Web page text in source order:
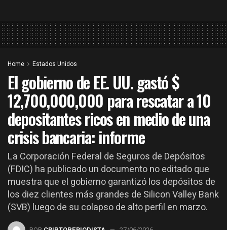
Home Estados Unidos
El gobierno de EE. UU. gastó $
12,700,000,000 para rescatar a 10
depositantes ricos en medio de una
crisis bancaria: informe
La Corporación Federal de Seguros de Depósitos
(FDIC) ha publicado un documento no editado que
muestra que el gobierno garantizó los depósitos de
los diez clientes más grandes de Silicon Valley Bank
(SVB) luego de su colapso de alto perfil en marzo.